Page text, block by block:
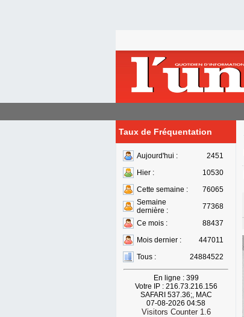
Taux de Fréquentation
Aujourd'hui :
2451
Hier :
10530
Cette semaine :
76065
Semaine
dernière :
77368
Ce mois :
88437
Mois dernier :
447011
Tous :
24884522
En ligne : 399
Votre IP : 216.73.216.156
SAFARI 537.36;, MAC
07-08-2026 04:58
Visitors Counter 1.6